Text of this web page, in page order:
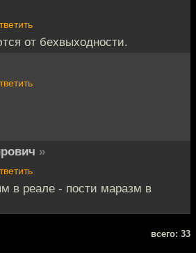
от бехвыходности.
»
в реале - пости маразм в
всего: 33